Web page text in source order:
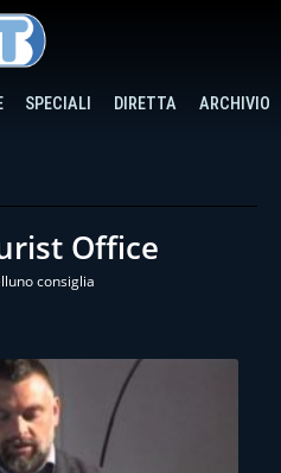
SPECIALI DIRETTA ARCHIVIO
Office
consiglia